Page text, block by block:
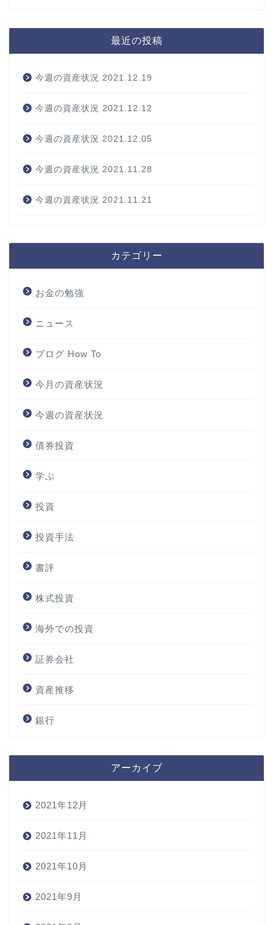
最近の投稿
今週の資産状況 2021.12.19
今週の資産状況 2021.12.12
今週の資産状況 2021.12.05
今週の資産状況 2021.11.28
今週の資産状況 2021.11.21
カテゴリー
お金の勉強
ニュース
ブログ How To
今月の資産状況
今週の資産状況
債券投資
学ぶ
投資
投資手法
書評
株式投資
海外での投資
証券会社
資産推移
銀行
アーカイブ
2021年12月
2021年11月
2021年10月
2021年9月